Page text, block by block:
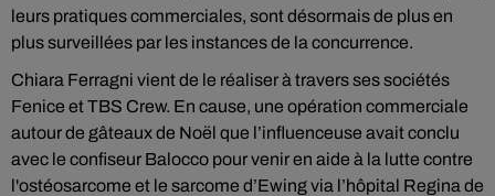
leurs pratiques commerciales, sont désormais de plus en
plus surveillées par les instances de la concurrence.
Chiara Ferragni vient de le réaliser à travers ses sociétés
Fenice et TBS Crew. En cause, une opération commerciale
autour de gâteaux de Noël que l’influenceuse avait conclu
avec le confiseur Balocco pour venir en aide à la lutte contre
l'ostéosarcome et le sarcome d’Ewing via l’hôpital Regina de